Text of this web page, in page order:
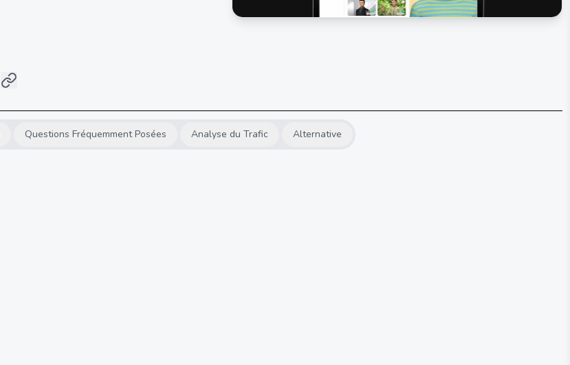
Questions Fréquemment Posées Analyse du Trafic Alternative